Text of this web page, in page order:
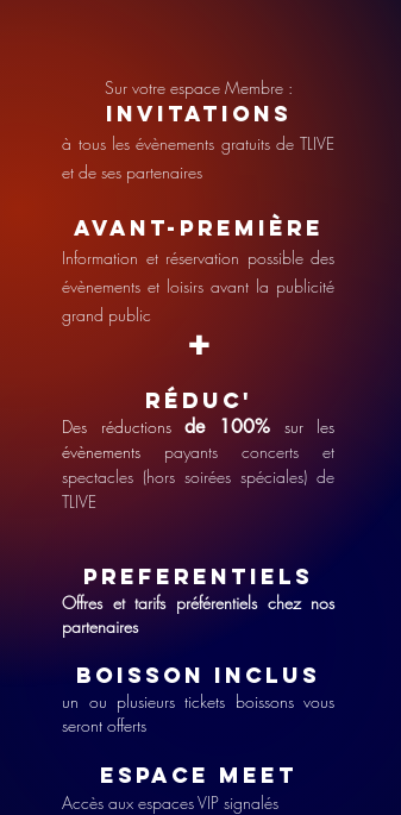
Sur votre espace Membre :
InvitationS
à tous les évènements gratuits de TLIVE
et de ses partenaires
Avant-première
Information et réservation possible des
évènements et loisirs avant la publicité
grand public
+
R éduc'
Des réductionsde 100% sur les
évènements payants concerts et
spectacles (hors soirées spéciales) de
TLIVE
PREFEREN TIELS
Offres et tarifs préférentiels chez nos
partenaires
BOISSON INCLUS
un ou plusieurs tickets boissons vous
seront offerts
ESPACE Meet
Accès aux espaces VIP signalés